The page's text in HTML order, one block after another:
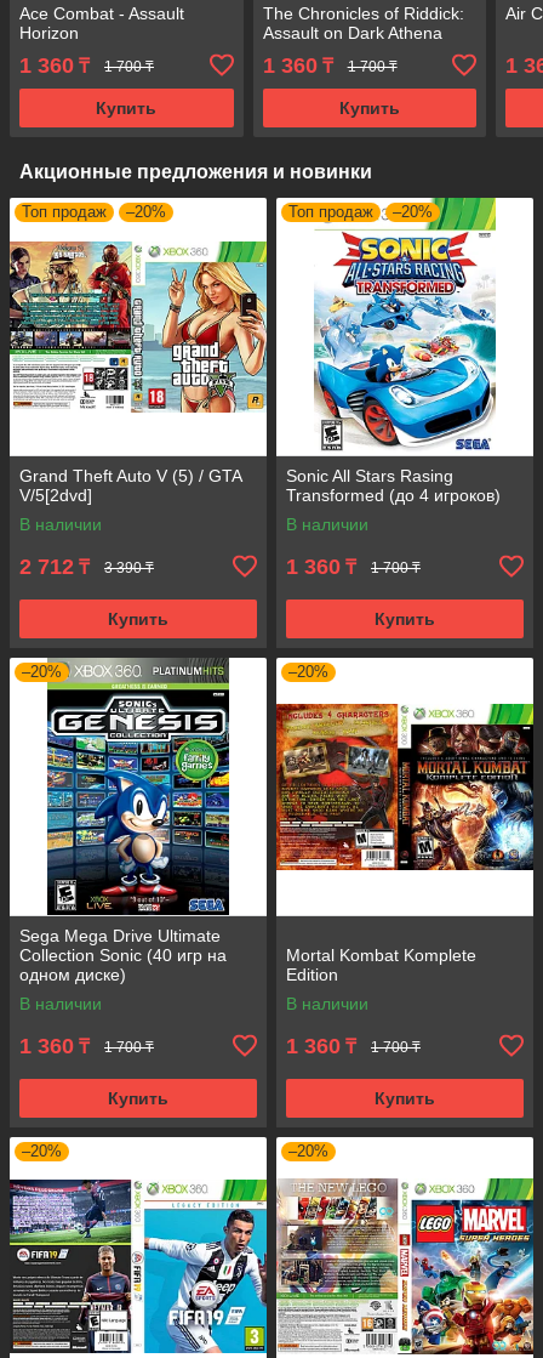
Ace Combat - Assault
Horizon
1 360 ₸ 1 700 ₸
Купить
The Chronicles of Riddick:
Assault on Dark Athena
1 360₸ 1 700 ₸
Купить
Air
1
Акционные предложения и новинки
Топ продаж –20%
Grand Theft Auto V (5) / GTA
V/5[2dvd]
В наличии
2 712 ₸ 3 390 ₸
Купить
Топ продаж –20%
Sonic All Stars Rasing
Transformed (до 4 игроков)
В наличии
1 360 ₸ 1 700 ₸
Купить
–20%
Sega Mega Drive Ultimate
Collection Sonic (40 игр на
одном диске)
В наличии
1 360 ₸ 1 700 ₸
Купить
–20%
Mortal Kombat Komplete
Edition
В наличии
1 360 ₸ 1 700 ₸
Купить
–20% –20%